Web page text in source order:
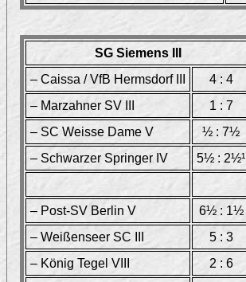
SG Siemens III
– Caissa / VfB Hermsdorf III
4 : 4
– Marzahner SV III
1 : 7
– SC Weisse Dame V
½ : 7½
– Schwarzer Springer IV
5½ : 2½¹
– Post-SV Berlin V
6½ : 1½
– Weißenseer SC III
5 : 3
– König Tegel VIII
2 : 6